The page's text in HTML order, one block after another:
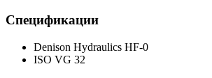
Спецификации
Denison Hydraulics HF-0
ISO VG 32